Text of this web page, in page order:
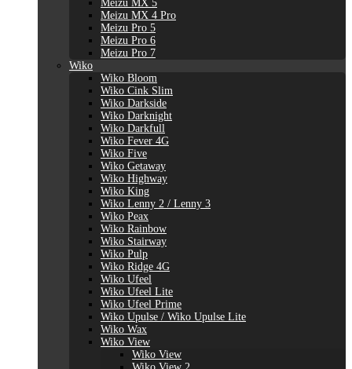
Meizu MX 5
Meizu MX 4 Pro
Meizu Pro 5
Meizu Pro 6
Meizu Pro 7
Wiko
Wiko Bloom
Wiko Cink Slim
Wiko Darkside
Wiko Darknight
Wiko Darkfull
Wiko Fever 4G
Wiko Five
Wiko Getaway
Wiko Highway
Wiko King
Wiko Lenny 2 / Lenny 3
Wiko Peax
Wiko Rainbow
Wiko Stairway
Wiko Pulp
Wiko Ridge 4G
Wiko Ufeel
Wiko Ufeel Lite
Wiko Ufeel Prime
Wiko Upulse / Wiko Upulse Lite
Wiko Wax
Wiko View
Wiko View